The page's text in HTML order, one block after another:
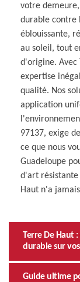
votre
durable contre
éblouissante,
au soleil, tout
d'origine. Avec
expertise
qualité. Nos
application
97137, exige
ce que nous
Guadeloupe
d'art résistante
Haut n'a
Terre De Haut
durable sur
Guide ultime